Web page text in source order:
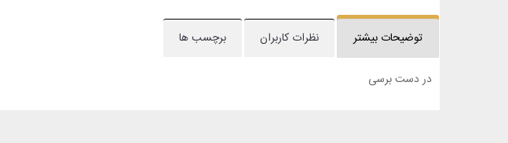
توضیحات بیشتر نظرات کاربران برچسب ها
در دست برسی